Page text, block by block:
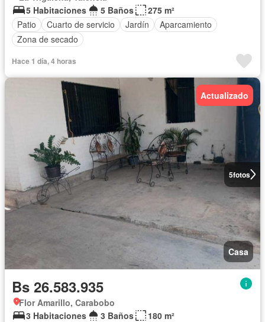
5 Habitaciones
5 Baños
275 m²
Patio
Cuarto de servicio Jardín
Aparcamiento
Zona de secado
Hace 1 día, 4 horas
5fotos
Actualizado
Casa
Bs 26.583.935
Flor Amarillo, Carabobo
3 Habitaciones
3 Baños
180 m²